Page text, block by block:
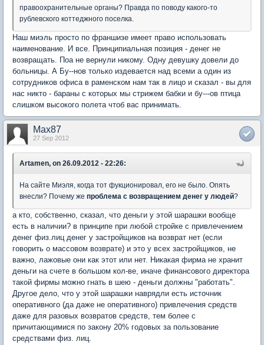
правоохранительные органы? Правда по поводу какого-то
рублевского коттеджного поселка.
Наш миэль просто по франшизе имеет право использовать
наименование. И все. Принципиальная позиция - денег не
возвращать. Поа не вернули никому. Одну девушку довели до
больницы. А Бу--нов только издевается над всеми а один из
сотрудников офиса в раменском нам так в лицо и сказал - вы для
нас никто - бараны с которых мы стрижем бабки и бу---ов птица
слишком высокого полета чтоб вас принимать.
Max87
27 Sep 2012
Artamen, on 26.09.2012 - 22:26:
На сайте Миэля, когда тот фукционировал, его не было. Опять
внесли? Почему же проблема с возвращением денег у людей?
а кто, собственно, сказал, что деньги у этой шарашки вообще
есть в наличии? в принципе при любой стройке с привлечением
денег физ.лиц денег у застройщиков на возврат нет (если
говорить о массовом возврате) и это у всех застройщиков, не
важно, лажовые они как этот или нет. Никакая фирма не хранит
деньги на счете в большом кол-ве, иначе финансового директора
такой фирмы можно гнать в шею - деньги должны "работать".
Другое дело, что у этой шарашки наврядли есть источник
оперативного (да даже не оперативного) привлечения средств
даже для разовых возвратов средств, тем более с
причитающимися по закону 20% годовых за пользование
средствами физ. лиц.